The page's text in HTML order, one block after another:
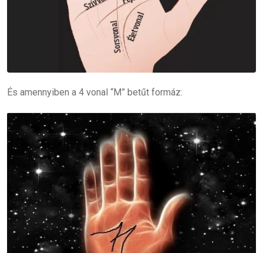
És amennyiben a 4 vonal “M” betűt formáz: